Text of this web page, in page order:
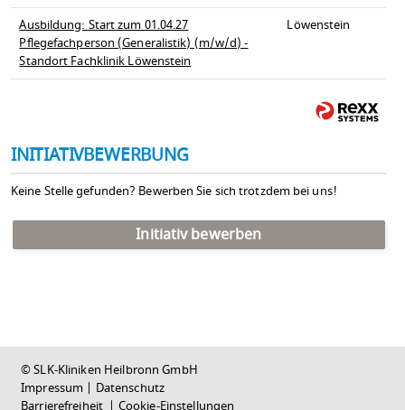
Ausbildung: Start zum 01.04.27
Pflegefachperson (Generalistik) (m/w/d) -
Standort Fachklinik Löwenstein
Löwenstein
INITIATIVBEWERBUNG
Keine Stelle gefunden? Bewerben Sie sich trotzdem bei uns!
Initiativ bewerben
© SLK-Kliniken Heilbronn GmbH
Impressum | Datenschutz